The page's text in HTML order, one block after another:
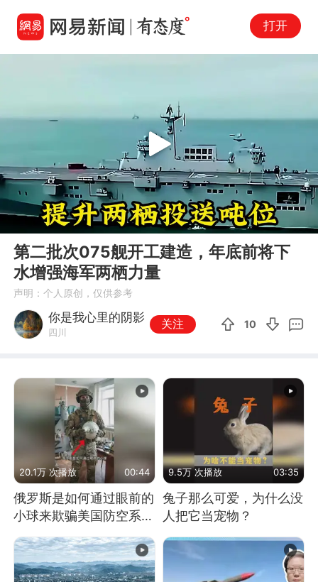
打开
01:04
Play
第二批次075舰开工建造，年底前将下
水增强海军两栖力量
声明：个人原创，仅供参考
你是我心里的阴影
四川
关注 10
20.1万 次播放 00:44
俄罗斯是如何通过眼前的
小球来欺骗美国防空系统
9.5万 次播放 03:35
兔子那么可爱，为什么没
人把它当宠物？